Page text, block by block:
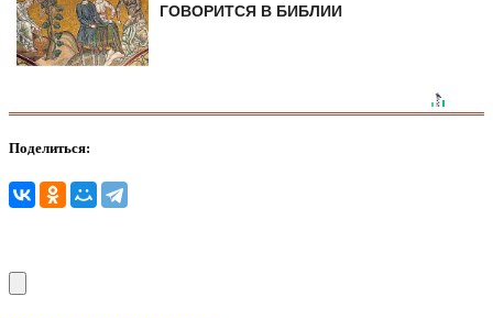
ГОВОРИТСЯ В БИБЛИИ
Поделиться: